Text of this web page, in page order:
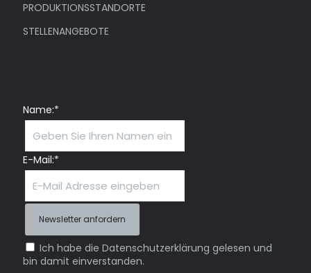
PRODUKTIONSSTANDORTE
STELLENANGEBOTE
Name:*
E-Mail:*
Ich habe die Datenschutzerklärung gelesen und
bin damit einverstanden.